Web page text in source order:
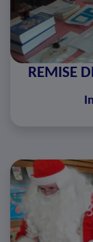
REMISE